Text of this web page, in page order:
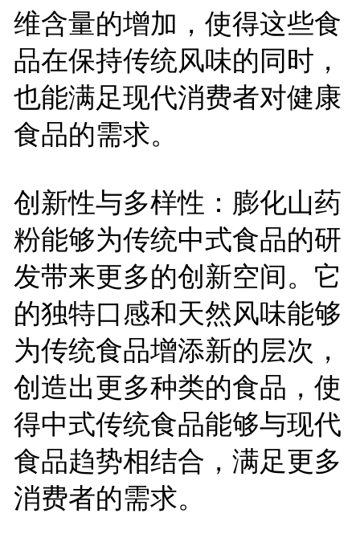
维含量的增加，使得这些食
品在保持传统风味的同时，
也能满足现代消费者对健康
食品的需求。
创新性与多样性：膨化山药
粉能够为传统中式食品的研
发带来更多的创新空间。它
的独特口感和天然风味能够
为传统食品增添新的层次，
创造出更多种类的食品，使
得中式传统食品能够与现代
食品趋势相结合，满足更多
消费者的需求。